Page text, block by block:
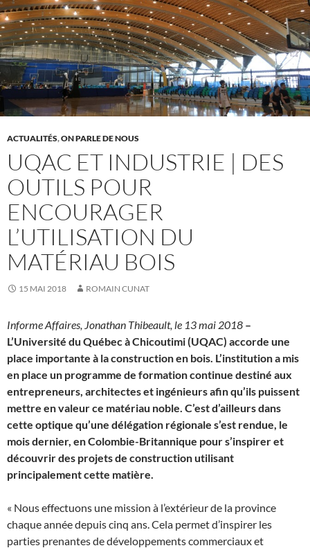
ACTUALITÉS,ON PARLE DE NOUS
UQAC ET INDUSTRIE | DES
OUTILS POUR
ENCOURAGER
L’UTILISATION DU
MATÉRIAU BOIS
15 MAI 2018 ROMAIN CUNAT
Informe Affaires, Jonathan Thibeault, le 13 mai 2018 –
L’Université du Québec à Chicoutimi (UQAC) accorde une
place importante à la construction en bois. L’institution a mis
en place un programme de formation continue destiné aux
entrepreneurs, architectes et ingénieurs afin qu’ils puissent
mettre en valeur ce matériau noble. C’est d’ailleurs dans
cette optique qu’une délégation régionale s’est rendue, le
mois dernier, en Colombie-Britannique pour s’inspirer et
découvrir des projets de construction utilisant
principalement cette matière.
« Nous effectuons une mission à l’extérieur de la province
chaque année depuis cinq ans. Cela permet d’inspirer les
parties prenantes de développements commerciaux et